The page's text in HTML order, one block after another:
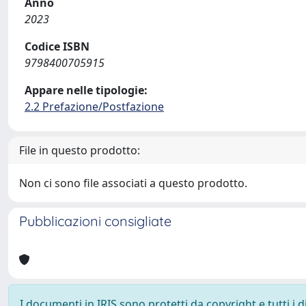
2023
Codice ISBN
9798400705915
Appare nelle tipologie:
2.2 Prefazione/Postfazione
File in questo prodotto:
Non ci sono file associati a questo prodotto.
Pubblicazioni consigliate